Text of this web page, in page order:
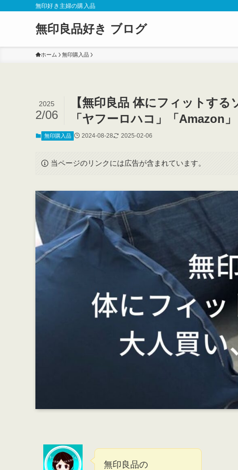
無印好き主婦の購入品
無印良品好き ブログ
ホーム 無印購入品
【無印良品 体にフィットす
「ヤフーロハコ」「Amazon
2025
2/06
無印購入品 2024-08-28 2025-02-06
当ページのリンクには広告が含まれています。
無印良品の